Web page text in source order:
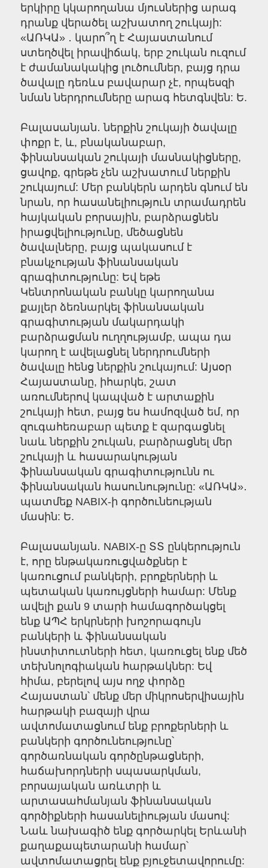
երկիրը կկարողանա մյուսներից արագ
դրանք վերածել աշխատող շուկայի:
«ԱՌԿԱ» ․ կարո՞ղ է Հայաստանում
ստեղծվել իրավիճակ, երբ շուկան ուզում
է ժամանակակից լուծումներ, բայց դրա
ծավալը դեռևս բավարար չէ, որպեսզի
նման ներդրումները արագ հետգնվեն: Ե.
Բալասանյան․ ներքին շուկայի ծավալը
փոքր է, և, բնականաբար,
ֆինանսական շուկայի մասնակիցները,
ցավոք, գրեթե չեն աշխատում ներքին
շուկայում: Մեր բանկերն արդեն գնում են
նրան, որ հասանելիություն տրամադրեն
հայկական բորսային, բարձրացնեն
իրացվելիությունը, մեծացնեն
ծավալները, բայց պակասում է
բնակչության ֆինանսական
գրագիտությունը: Եվ եթե
Կենտրոնական բանկը կարողանա
քայլեր ձեռնարկել ֆինանսական
գրագիտության մակարդակի
բարձրացման ուղղությամբ, ապա դա
կարող է ավելացնել ներդրումների
ծավալը հենց ներքին շուկայում: Այսօր
Հայաստանը, իհարկե, շատ
առումներով կապված է արտաքին
շուկայի հետ, բայց ես համոզված եմ, որ
զուգահեռաբար պետք է զարգացնել
նաև ներքին շուկան, բարձրացնել մեր
շուկայի և հասարակության
ֆինանսական գրագիտությունն ու
ֆինանսական հասունությունը: «ԱՌԿԱ»․
պատմեք NABIX-ի գործունեության
մասին: Ե.
Բալասանյան․ NABIX-ը ՏՏ ընկերություն
է, որը ենթակառուցվածքներ է
կառուցում բանկերի, բրոքերների և
պետական կառույցների համար: Մենք
ավելի քան 9 տարի համագործակցել
ենք ԱՊՀ երկրների խոշորագույն
բանկերի և ֆինանսական
ինստիտուտների հետ, կառուցել ենք մեծ
տեխնոլոգիական հարթակներ: Եվ
հիմա, բերելով այս ողջ փորձը
Հայաստան՝ մենք մեր միկրոսերվիսային
հարթակի բազայի վրա
ավտոմատացնում ենք բրոքերների և
բանկերի գործունեությունը՝
գործառնական գործընթացների,
հաճախորդների սպասարկման,
բորսայական առևտրի և
արտասահմանյան ֆինանսական
գործիքների հասանելիության մասով:
Նաև նախագիծ ենք գործարկել Երևանի
քաղաքապետարանի համար՝
ավտոմատացրել ենք բյուջետավորումը: